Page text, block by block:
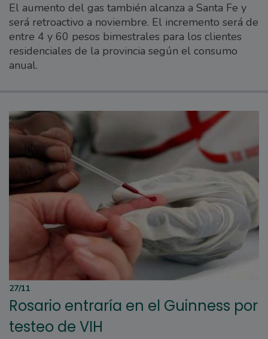
El aumento del gas también alcanza a Santa Fe y
será retroactivo a noviembre. El incremento será de
entre 4 y 60 pesos bimestrales para los clientes
residenciales de la provincia según el consumo
anual.
27/11
Rosario entraría en el Guinness por
testeo de VIH